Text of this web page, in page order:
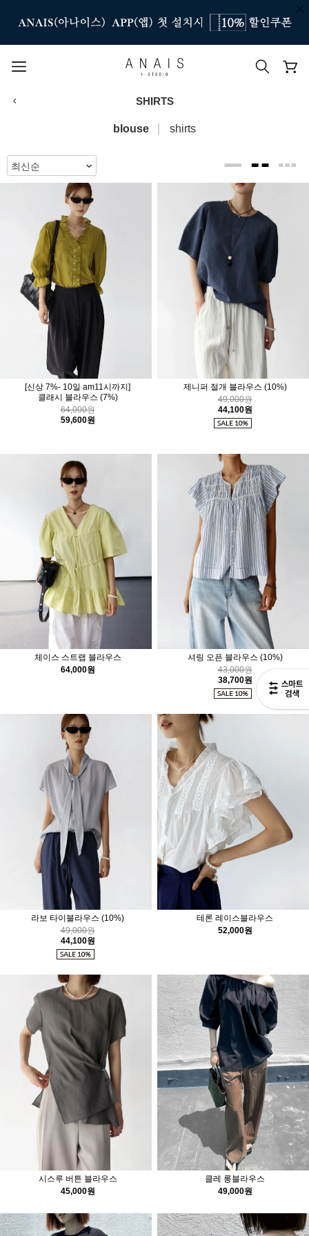
#MD추천
SHIRTS
blouse shirts
[신상 7%- 10일 am11시까지]
클래시 블라우스 (7%)
64,000원
59,600원
제니퍼 절개 블라우스 (10%)
49,000원
44,100원
체이스 스트랩 블라우스
64,000원
셔링 오픈 블라우스 (10%)
43,000원
38,700원
라보 타이블라우스 (10%)
49,000원
44,100원
테론 레이스블라우스
52,000원
시스루 버튼 블라우스
45,000원
클레 롱블라우스
49,000원